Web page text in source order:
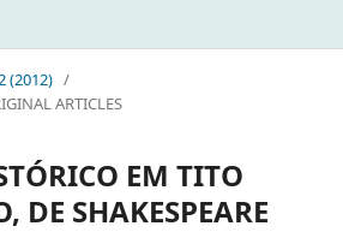
(2012) /
ARTICLES
EM TITO
DE SHAKESPEARE